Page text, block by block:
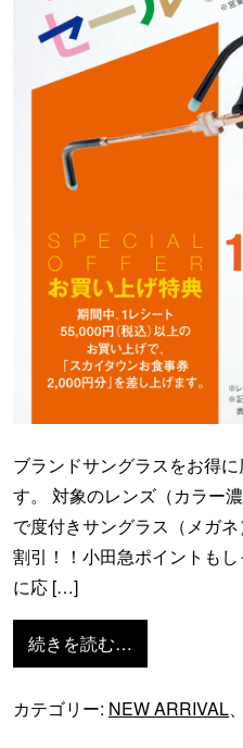
ブランドサングラスをお得
す。 対象のレンズ（カラー
で度付きサングラス（メガ
割引！！小田急ポイントも
に応 […]
続きを読む…
カテゴリー: NEW ARRIVAL、